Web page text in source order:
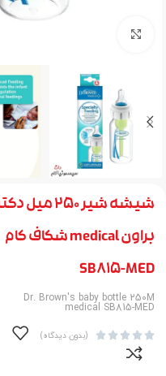
شیشه شیر 250 میل
براون medical شکاف کام
SB815-MED
Dr. Brown's baby bottle 250M
medical SB815-MED‏




 (بدون دیدگاه)